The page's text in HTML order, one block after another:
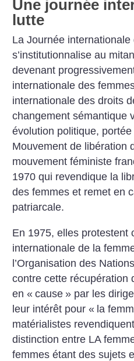
Une journée
lutte
La Journée internationale
s’institutionnalise au
devenant
internationale des
internationale des droits
changement sémantique
évolution politique,
Mouvement de libération
mouvement féministe
1970 qui revendique la
des femmes et remet en
patriarcale.
En 1975, elles protestent
internationale de la
l’Organisation des
contre cette récupération
en « cause » par les
leur intérêt pour « la
matérialistes
distinction entre LA
femmes étant des sujets